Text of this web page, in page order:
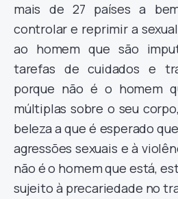
mais de 27 países a
controlar e reprimir a
ao homem que são
tarefas de cuidados e
porque não é o homem
múltiplas sobre o seu
beleza a que é esperado
agressões sexuais e à
não é o homem que está,
sujeito à precariedade no